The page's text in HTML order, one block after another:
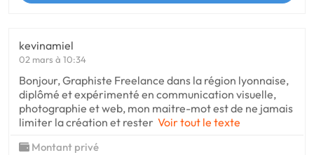
kevinamiel
02 mars à 10:34
Bonjour, Graphiste Freelance dans la région lyonnaise,
diplômé et expérimenté en communication visuelle,
photographie et web, mon maitre-mot est de ne jamais
limiter la création et rester Voir tout le texte
Montant privé